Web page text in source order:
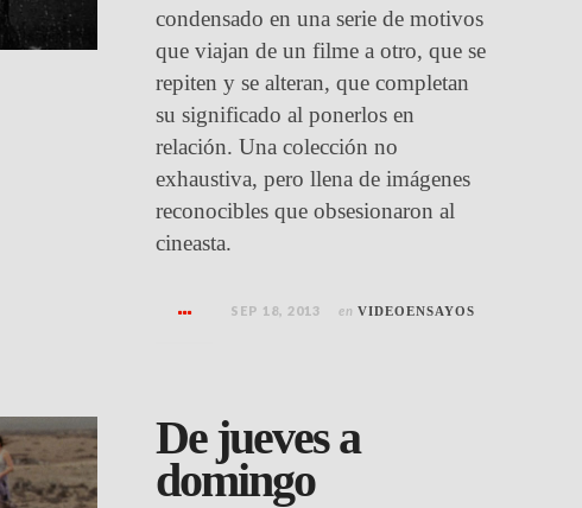
condensado en una serie de motivos
que viajan de un filme a otro, que se
repiten y se alteran, que completan
su significado al ponerlos en
relación. Una colección no
exhaustiva, pero llena de imágenes
reconocibles que obsesionaron al
cineasta.
SEP 18, 2013 en VIDEOENSAYOS
De jueves a
domingo